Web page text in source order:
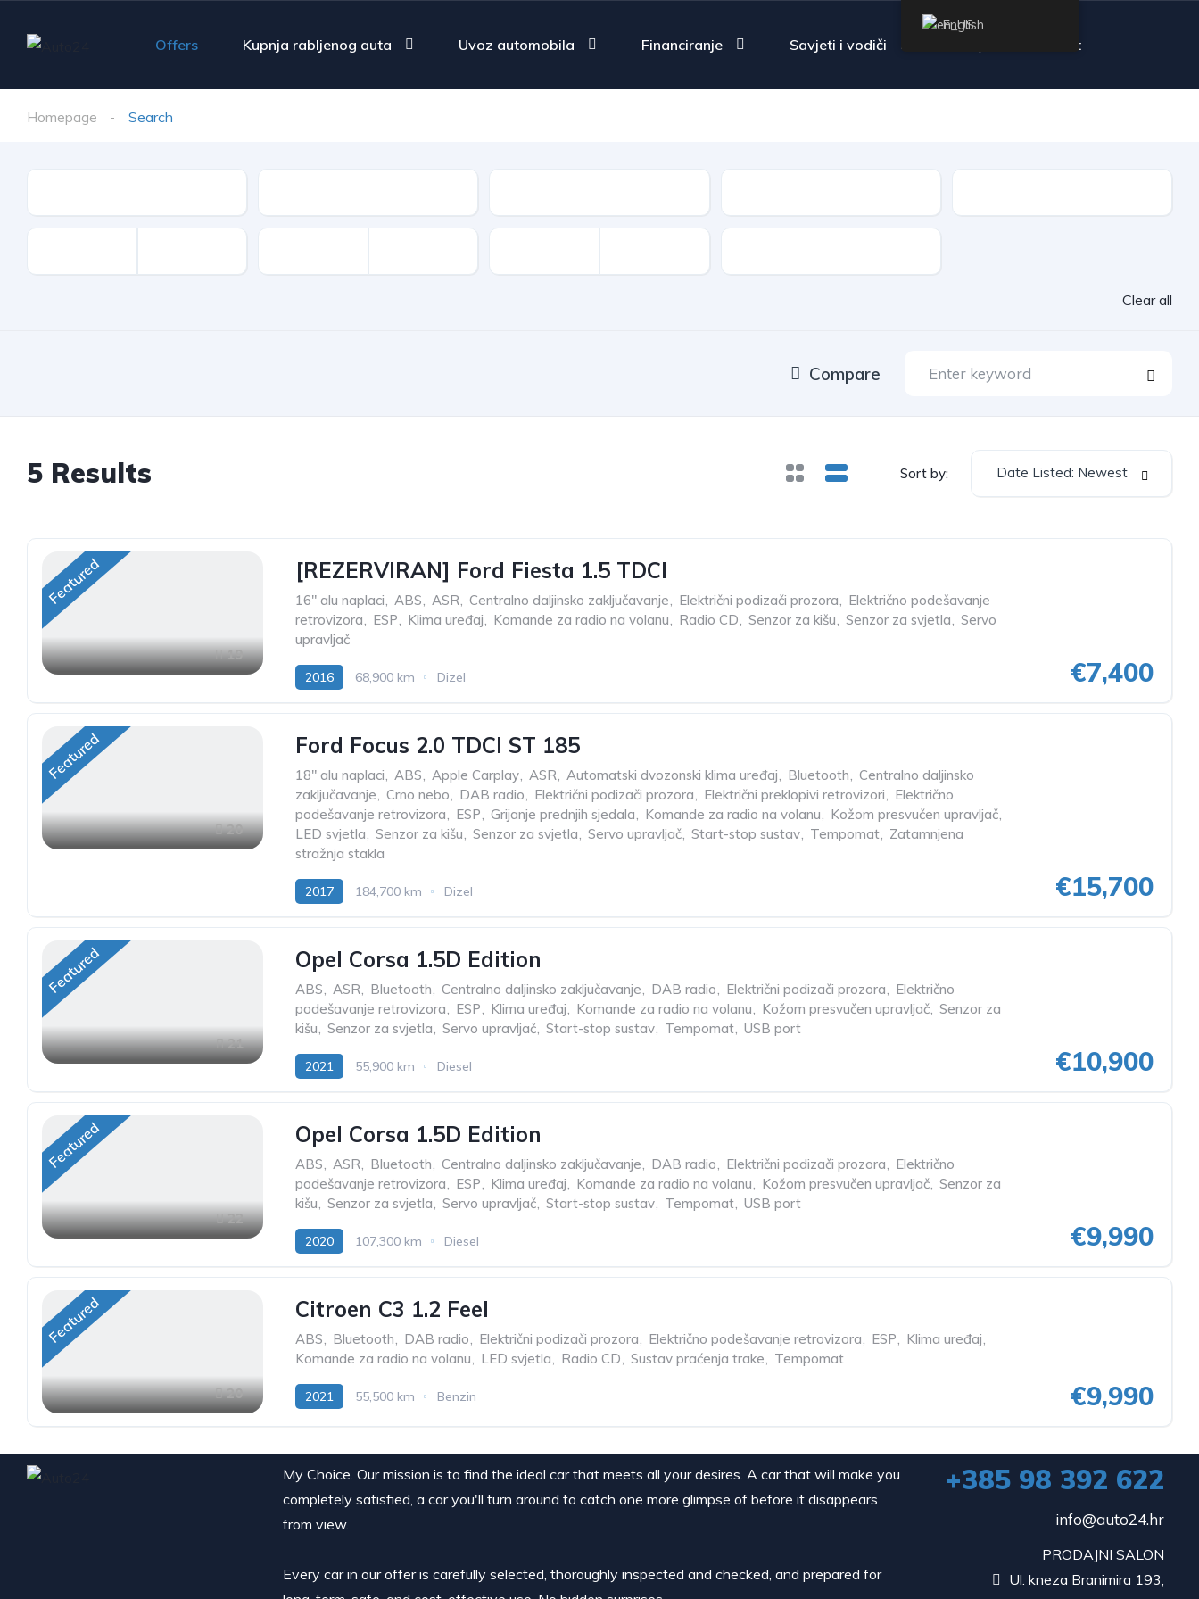
Offers Kupnja rabljenog auta Uvoz automobila Financiranje Savjeti i vodiči Contact
Homepage Search
Clear all
Compare
5 Results Sort by: Date Listed: Newest
Featured
19
[REZERVIRAN] Ford Fiesta 1.5 TDCI
16" alu naplaci, ABS, ASR, Centralno daljinsko zaključavanje, Električni podizači prozora, Električno podešavanje
retrovizora, ESP, Klima uređaj, Komande za radio na volanu, Radio CD, Senzor za kišu, Senzor za svjetla, Servo
upravljač
2016 68,900 km Dizel €7,400
Featured
20
Ford Focus 2.0 TDCI ST 185
18" alu naplaci, ABS, Apple Carplay, ASR, Automatski dvozonski klima uređaj, Bluetooth, Centralno daljinsko
zaključavanje, Crno nebo, DAB radio, Električni podizači prozora, Električni preklopivi retrovizori, Električno
podešavanje retrovizora, ESP, Grijanje prednjih sjedala, Komande za radio na volanu, Kožom presvučen upravljač,
LED svjetla, Senzor za kišu, Senzor za svjetla, Servo upravljač, Start-stop sustav, Tempomat, Zatamnjena
stražnja stakla
2017 184,700 km Dizel €15,700
Featured
21
Opel Corsa 1.5D Edition
ABS, ASR, Bluetooth, Centralno daljinsko zaključavanje, DAB radio, Električni podizači prozora, Električno
podešavanje retrovizora, ESP, Klima uređaj, Komande za radio na volanu, Kožom presvučen upravljač, Senzor za
kišu, Senzor za svjetla, Servo upravljač, Start-stop sustav, Tempomat, USB port
2021 55,900 km Diesel €10,900
Featured
22
Opel Corsa 1.5D Edition
ABS, ASR, Bluetooth, Centralno daljinsko zaključavanje, DAB radio, Električni podizači prozora, Električno
podešavanje retrovizora, ESP, Klima uređaj, Komande za radio na volanu, Kožom presvučen upravljač, Senzor za
kišu, Senzor za svjetla, Servo upravljač, Start-stop sustav, Tempomat, USB port
2020 107,300 km Diesel €9,990
Featured
20
Citroen C3 1.2 Feel
ABS, Bluetooth, DAB radio, Električni podizači prozora, Električno podešavanje retrovizora, ESP, Klima uređaj,
Komande za radio na volanu, LED svjetla, Radio CD, Sustav praćenja trake, Tempomat
2021 55,500 km Benzin €9,990
My Choice. Our mission is to find the ideal car that meets all your desires. A car that will make you
completely satisfied, a car you'll turn around to catch one more glimpse of before it disappears
from view.
Every car in our offer is carefully selected, thoroughly inspected and checked, and prepared for
+385 98 392 622
info@auto24.hr
PRODAJNI SALON
Ul. kneza Branimira 193,
English